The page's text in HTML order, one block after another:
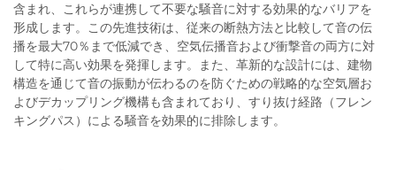
含まれ、これらが連携して不要な騒音に対する効果的なバリアを
形成します。この先進技術は、従来の断熱方法と比較して音の伝
播を最大70％まで低減でき、空気伝播音および衝撃音の両方に対
して特に高い効果を発揮します。また、革新的な設計には、建物
構造を通じて音の振動が伝わるのを防ぐための戦略的な空気層お
よびデカップリング機構も含まれており、すり抜け経路（フレン
キングパス）による騒音を効果的に排除します。